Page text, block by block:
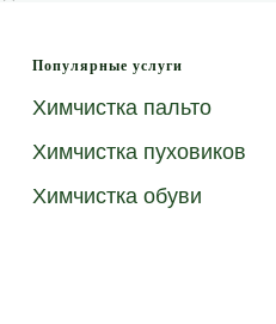
Популярные услуги
Химчистка пальто
Химчистка пуховиков
Химчистка обуви